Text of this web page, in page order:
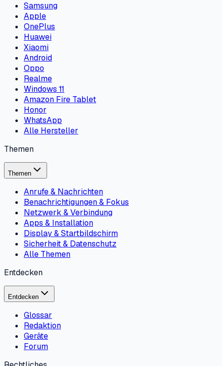
Samsung
Apple
OnePlus
Huawei
Xiaomi
Android
Oppo
Realme
Windows 11
Amazon Fire Tablet
Honor
WhatsApp
Alle Hersteller
Themen
Themen
Anrufe & Nachrichten
Benachrichtigungen & Fokus
Netzwerk & Verbindung
Apps & Installation
Display & Startbildschirm
Sicherheit & Datenschutz
Alle Themen
Entdecken
Entdecken
Glossar
Redaktion
Geräte
Forum